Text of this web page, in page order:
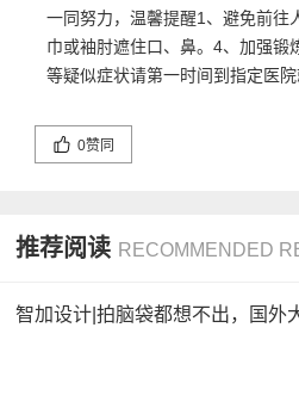
一同努力，温馨提醒1、避免前往
巾或袖肘遮住口、鼻。4、加强锻
等疑似症状请第一时间到指定医
0赞同
推荐阅读 RECOMMENDED
智加设计|拍脑袋都想不出，国外